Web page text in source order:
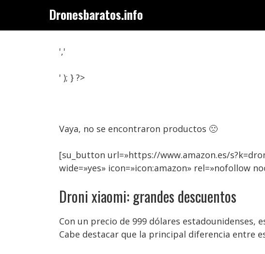
contenido
Dronesbaratos.info
','
' ); } ?>
Vaya, no se encontraron productos 🙁
[su_button url=»https://www.amazon.es/
wide=»yes» icon=»icon:amazon» rel=»nofollow
Droni xiaomi: grandes descuentos
Con un precio de 999 dólares estadounidenses,
Cabe destacar que la principal diferencia entre